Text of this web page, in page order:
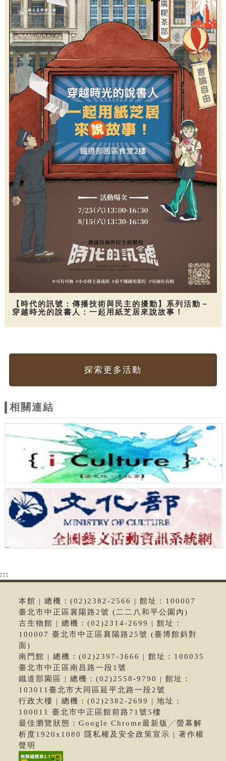
【時代的訊號：傳播技術與民主的擾動】系列活動－
穿越時光的說書人：一起用紙芝居來說故事！
探索更多活動
相關連結
:::
本館 | 總機：(02)2382-2566 | 館址：100007
臺北市中正區襄陽路2號 (二二八和平公園內)
古生物館 | 總機：(02)2314-2699 | 館址：
100007 臺北市中正區襄陽路25號 (臺博館斜對
面)
南門館 | 總機：(02)2397-3666 | 館址：100035
臺北市中正區南昌路一段1號
鐵道部園區 | 總機：(02)2558-9790 | 館址：
103011臺北市大同區延平北路一段2號
行政大樓 | 總機：(02)2382-2699 | 地址：
100011 臺北市中正區館前路71號5樓
最佳瀏覽狀態：Google Chrome最新版╱螢幕解
析度1920x1080 隱私權及安全政策宣示 | 著作權
聲明